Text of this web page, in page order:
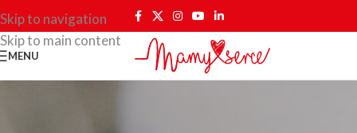
Skip to navigation
Skip to main content
MENU